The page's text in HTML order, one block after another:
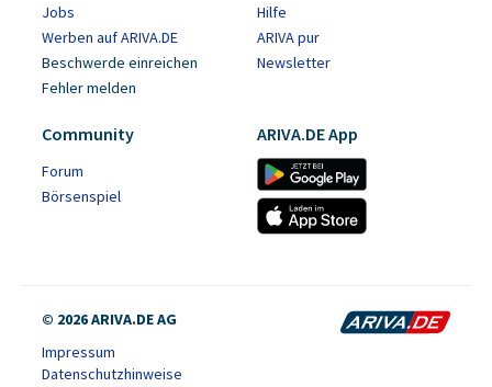
Jobs
Werben auf ARIVA.DE
Beschwerde einreichen
Fehler melden
Hilfe
ARIVA pur
Newsletter
Community
Forum
Börsenspiel
ARIVA.DE App
© 2026 ARIVA.DE AG
Impressum
Datenschutzhinweise